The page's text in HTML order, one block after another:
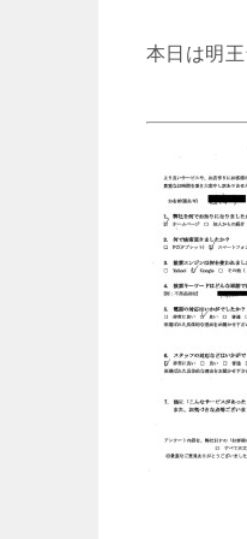
本日は明